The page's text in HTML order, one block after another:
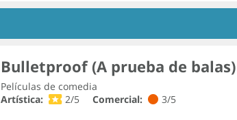
Bulletproof (A prueba de balas)
Películas de comedia
Artística:
2/5 Comercial:
3/5